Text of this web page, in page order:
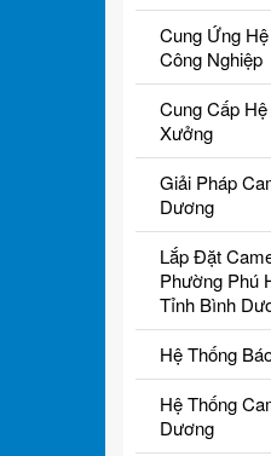
Cung Ứng
Công Nghiệp
Cung Cấp
Xưởng
Giải Pháp
Dương
Lắp Đặt
Phường Phú
Tỉnh Bình
Hệ Thống
Hệ Thống
Dương